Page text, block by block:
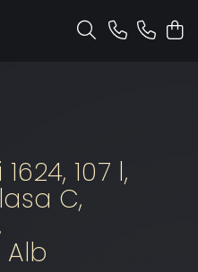
107 l,
C,